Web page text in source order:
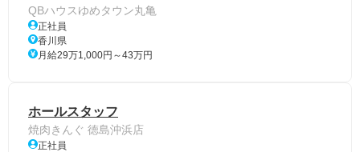
QBハウスゆめタウン丸亀
正社員
香川県
月給29万1,000円～43万円
ホールスタッフ
焼肉きんぐ 徳島沖浜店
正社員